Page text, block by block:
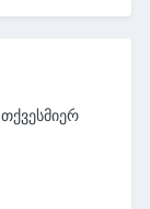
თქვესმიერ